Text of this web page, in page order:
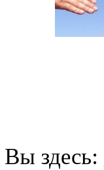
Вы здесь: